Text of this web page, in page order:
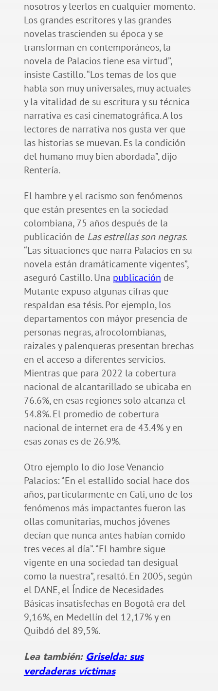
nosotros y leerlos en cualquier momento.
Los grandes escritores y las grandes
novelas trascienden su época y se
transforman en contemporáneos, la
novela de Palacios tiene esa virtud”,
insiste Castillo. “Los temas de los que
habla son muy universales, muy actuales
y la vitalidad de su escritura y su técnica
narrativa es casi cinematográfica. A los
lectores de narrativa nos gusta ver que
las historias se muevan. Es la condición
del humano muy bien abordada”, dijo
Rentería.
El hambre y el racismo son fenómenos
que están presentes en la sociedad
colombiana, 75 años después de la
publicación de Las estrellas son negras.
“Las situaciones que narra Palacios en su
novela están dramáticamente vigentes”,
aseguró Castillo. Una publicación de
Mutante expuso algunas cifras que
respaldan esa tésis. Por ejemplo, los
departamentos con máyor presencia de
personas negras, afrocolombianas,
raizales y palenqueras presentan brechas
en el acceso a diferentes servicios.
Mientras que para 2022 la cobertura
nacional de alcantarillado se ubicaba en
76.6%, en esas regiones solo alcanza el
54.8%. El promedio de cobertura
nacional de internet era de 43.4% y en
esas zonas es de 26.9%.
Otro ejemplo lo dio Jose Venancio
Palacios: “En el estallido social hace dos
años, particularmente en Cali, uno de los
fenómenos más impactantes fueron las
ollas comunitarias, muchos jóvenes
decían que nunca antes habían comido
tres veces al día”. “El hambre sigue
vigente en una sociedad tan desigual
como la nuestra”, resaltó. En 2005, según
el DANE, el Índice de Necesidades
Básicas insatisfechas en Bogotá era del
9,16%, en Medellín del 12,17% y en
Quibdó del 89,5%.
Lea también: Griselda: sus
verdaderas víctimas